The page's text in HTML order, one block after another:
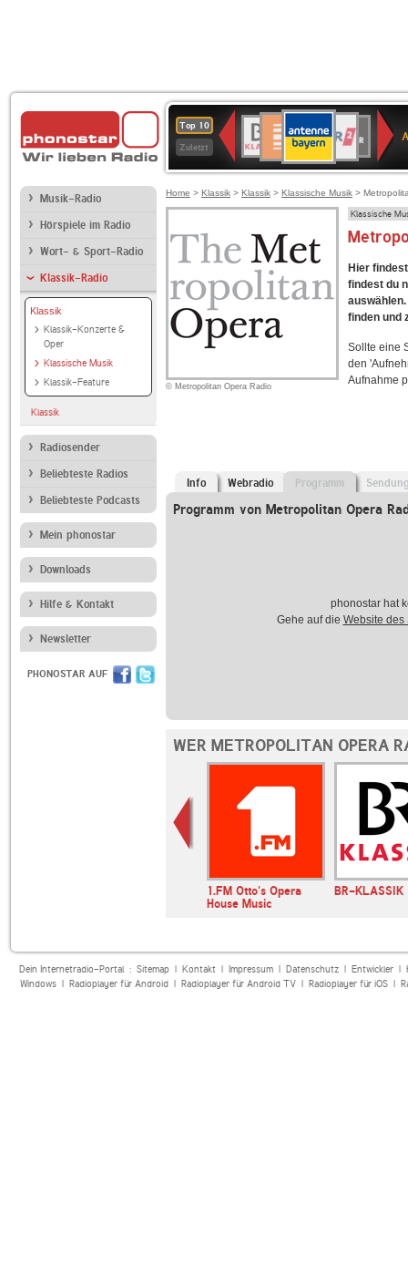
Top 10
Zuletzt
Deutschlandfunk
80er
90er
OLDIE
ANTENNE
SWR3
WDR
4
BR-
KLASSIK
Deutschlandfunk
KulturBAYERN
2
SWR
Kultur
NDR
2
Musik-Radio
Hörspiele im Radio
Wort- & Sport-Radio
Klassik-Radio
Klassik
Klassik-Konzerte &
Oper
Klassische Musik
Klassik-Feature
Klassik
Radiosender
Beliebteste Radios
Beliebteste Podcasts
Mein phonostar
Downloads
Hilfe & Kontakt
Newsletter
PHONOSTAR AUF
Home > Klassik > Klassik > Klassische Musik >
© Metropolitan Opera Radio
Klassische
Hier
findest du
finden und
Sollte eine
den
Aufnahme
Info Webradio Programm
Programm von Metropolitan Opera
phonostar hat
Gehe auf die Website des
WER METROPOLITAN OPERA
1.FM Otto's Opera
House Music
BR-KLASSIK
Dein Internetradio-Portal : Sitemap| Kontakt| Impressum| Datenschutz| Entwickler|
Windows| Radioplayer für Android| Radioplayer für Android TV| Radioplayer für iOS|